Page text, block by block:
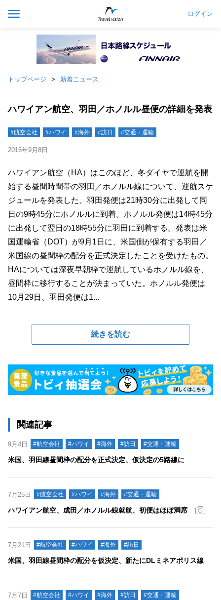
ログイン
トップページ 新着ニュース
ハワイアン航空、羽田／ホノルル昼便の詳細を発表
#航空会社 #ハワイ #海外 #訪日 #交通・運輸
2016年9月8日
ハワイアン航空（HA）はこのほど、冬ダイヤで運航を開
始する昼間時間帯の羽田／ホノルル線について、運航スケ
ジュールを発表した。羽田発便は21時30分に出発して同
日の9時45分にホノルルに到着。ホノルル発便は14時45分
に出発して翌日の18時55分に羽田に到着する。発表は米
国運輸省（DOT）が9月1日に、米国側が保有する羽田／
米国線の昼間枠の配分を正式決定したことを受けたもの。
HAについては深夜早朝枠で運航しているホノルル線を、
昼間枠に移行することが決まっていた。ホノルル発便は
10月29日、羽田発便は1...
続きを読む
関連記事
9月4日 #航空会社 #ハワイ #海外 #訪日 #交通・運輸
米国、羽田線昼間枠の配分を正式決定、仮決定の5路線に
7月25日 #航空会社 #ハワイ #海外 #交通・運輸
ハワイアン航空、成田／ホノルル線就航、初便はほぼ満席
7月21日 #航空会社 #ハワイ #海外 #訪日
米国、羽田線昼間枠の配分を仮決定、新たにDLミネアポリス線
7月7日 #航空会社 #ハワイ #海外 #訪日 #交通・運輸